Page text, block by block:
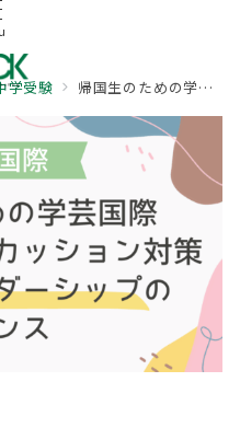
学受験 帰国生のための学芸国際グループディスカッション対策：協調性とリーダーシップのバランス